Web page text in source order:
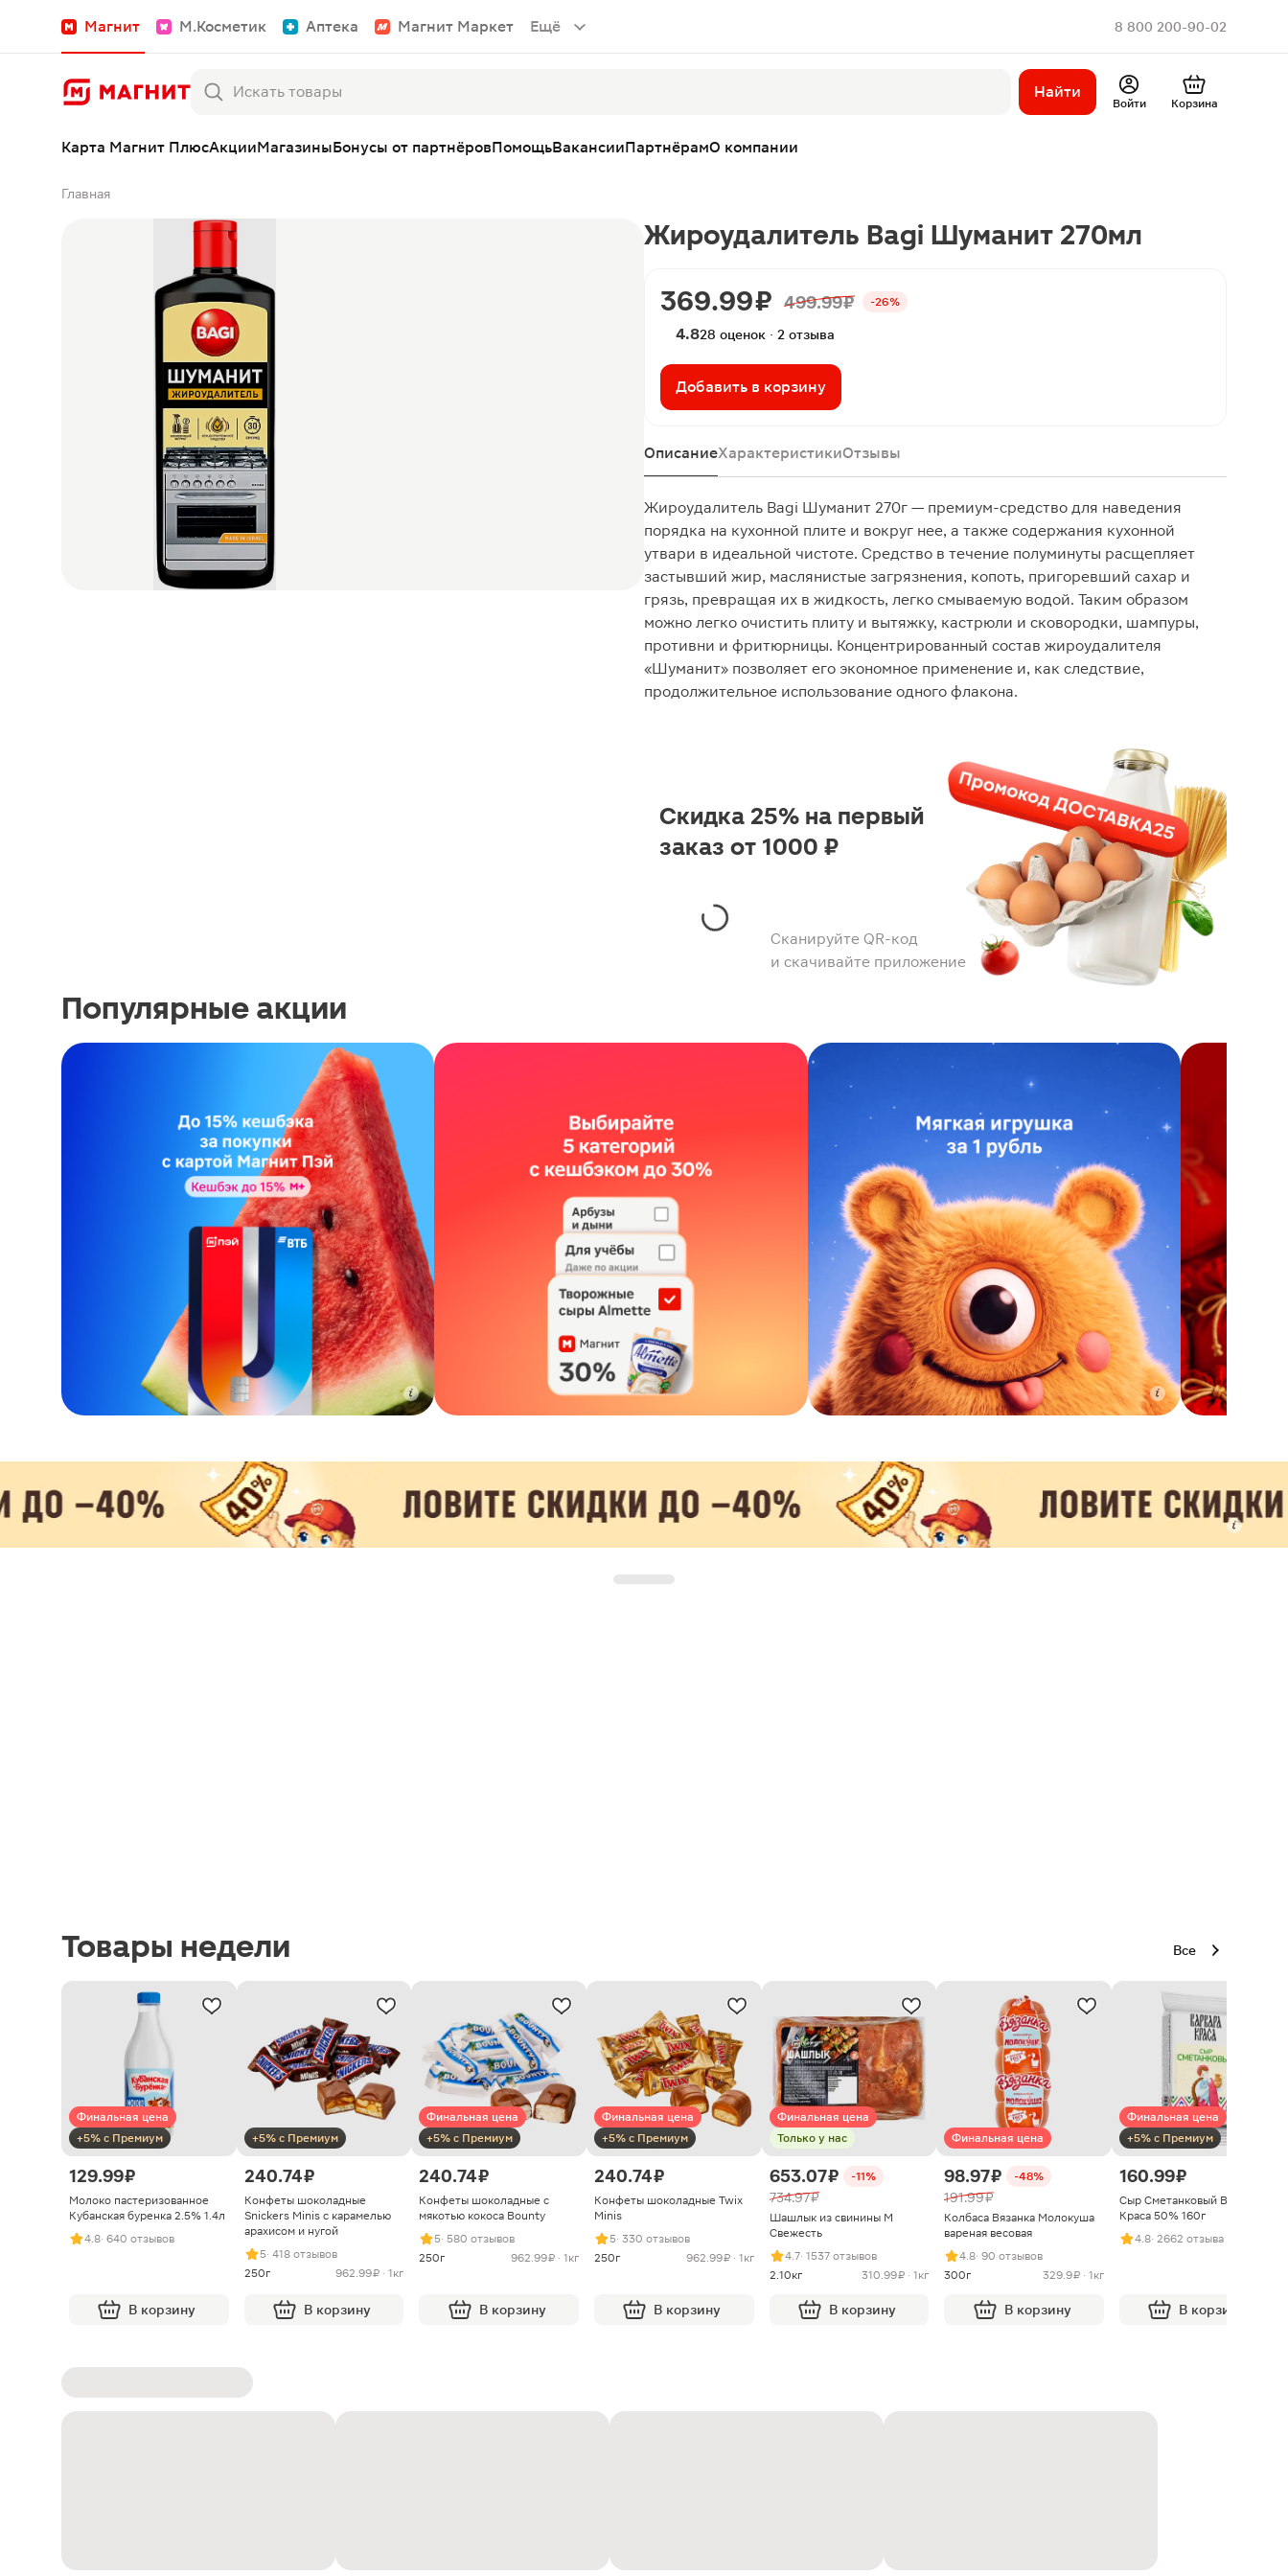
Магнит М.Косметик Аптека Магнит Маркет Ещё 8 800 200-90-02
Найти
Войти Корзина
Карта Магнит ПлюсАкцииМагазиныБонусы от партнёровПомощьВакансииПартнёрамО компании
Главная
Жироудалитель Bagi Шуманит 270мл
369.99 ₽ 499.99 ₽ -26%
4.828 оценок · 2 отзыва
Добавить в корзину
ОписаниеХарактеристикиОтзывы
Жироудалитель Bagi Шуманит 270г — премиум-средство для наведения
порядка на кухонной плите и вокруг нее, а также содержания кухонной
утвари в идеальной чистоте. Средство в течение полуминуты расщепляет
застывший жир, маслянистые загрязнения, копоть, пригоревший сахар и
грязь, превращая их в жидкость, легко смываемую водой. Таким образом
можно легко очистить плиту и вытяжку, кастрюли и сковородки, шампуры,
противни и фритюрницы. Концентрированный состав жироудалителя
«Шуманит» позволяет его экономное применение и, как следствие,
продолжительное использование одного флакона.
Сканируйте QR-код
и скачивайте приложение
Скидка 25% на первый
заказ от 1000 ₽
Популярные акции
Товары недели Все
Финальная цена
+5% с Премиум
129.99 ₽
Молоко пастеризованное
Кубанская буренка 2.5% 1.4л
4.8· 640 отзывов
В корзину
+5% с Премиум
240.74 ₽
Конфеты шоколадные
Snickers Minis с карамелью
арахисом и нугой
5· 418 отзывов
250г
962.99 ₽ · 1кг
В корзину
Финальная цена
+5% с Премиум
240.74 ₽
Конфеты шоколадные с
мякотью кокоса Bounty
5· 580 отзывов
250г
962.99 ₽ · 1кг
В корзину
Финальная цена
+5% с Премиум
240.74 ₽
Конфеты шоколадные Twix
Minis
5· 330 отзывов
250г
962.99 ₽ · 1кг
В корзину
Финальная цена
Только у нас
653.07 ₽ -11%
734.97 ₽
Шашлык из свинины М
Свежесть
4.7· 1537 отзывов
2.10кг
310.99 ₽ · 1кг
В корзину
Финальная цена
98.97 ₽ -48%
191.99 ₽
Колбаса Вязанка Молокуша
вареная весовая
4.8· 90 отзывов
300г
329.9 ₽ · 1кг
В корзину
Финальная цена
+5% с Премиум
160.99 ₽
Сыр Сметанковый Варвара
Краса 50% 160г
4.8· 2662 отзыва
В корзину